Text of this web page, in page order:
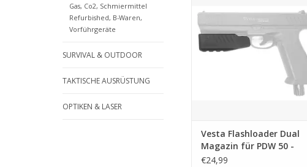
Gas, Co2, Schmiermittel
Refurbished, B-Waren,
Vorführgeräte
SURVIVAL & OUTDOOR
TAKTISCHE AUSRÜSTUNG
OPTIKEN & LASER
ZUM WARENKORB HINZUFÜGEN
Vesta Flashloader Dual
Magazin für PDW 50 -
Kal. 50
€24,99